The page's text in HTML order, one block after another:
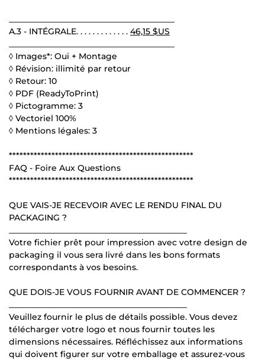
A.3 - INTÉGRALE. . . . . . . . . . . . . 46,15 $US
◊ Images*: Oui + Montage
◊ Révision: illimité par retour
◊ Retour: 10
◊ PDF (ReadyToPrint)
◊ Pictogramme: 3
◊ Vectoriel 100%
◊ Mentions légales: 3
****************************************************
FAQ - Foire Aux Questions
****************************************************
QUE VAIS-JE RECEVOIR AVEC LE RENDU FINAL DU
PACKAGING ?
Votre fichier prêt pour impression avec votre design de
packaging il vous sera livré dans les bons formats
correspondants à vos besoins.
QUE DOIS-JE VOUS FOURNIR AVANT DE COMMENCER ?
Veuillez fournir le plus de détails possible. Vous devez
télécharger votre logo et nous fournir toutes les
dimensions nécessaires. Réfléchissez aux informations
qui doivent figurer sur votre emballage et assurez-vous